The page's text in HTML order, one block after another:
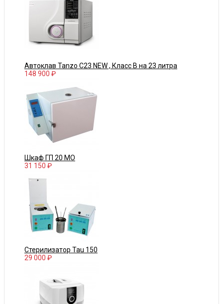
Автоклав Tanzo C23 NEW , Класс В на 23 литра
148 900 ₽
Шкаф ГП 20 МО
31 150 ₽
Стерилизатор Tau 150
29 000 ₽